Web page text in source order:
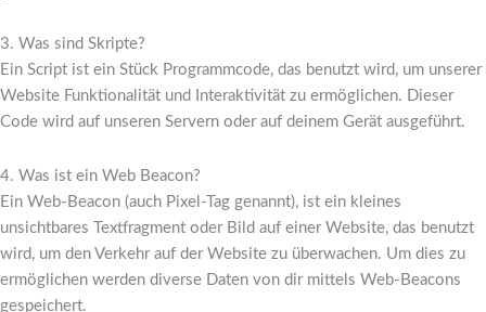
3. Was sind Skripte?
Ein Script ist ein Stück Programmcode, das benutzt wird, um unserer
Website Funktionalität und Interaktivität zu ermöglichen. Dieser
Code wird auf unseren Servern oder auf deinem Gerät ausgeführt.
4. Was ist ein Web Beacon?
Ein Web-Beacon (auch Pixel-Tag genannt), ist ein kleines
unsichtbares Textfragment oder Bild auf einer Website, das benutzt
wird, um den Verkehr auf der Website zu überwachen. Um dies zu
ermöglichen werden diverse Daten von dir mittels Web-Beacons
gespeichert.